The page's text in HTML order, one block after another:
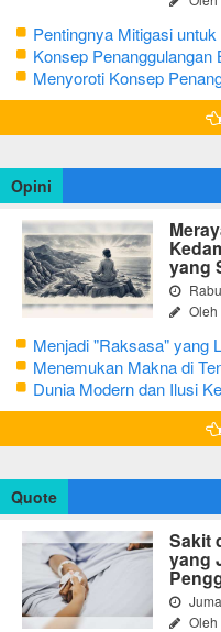
Pentingnya Mitigasi
Bojonegoro
Konsep
Mengutamakan Tanggap
Menyoroti Konsep
Bojonegoro
Opini
yang
Oleh
Menjadi "Raksasa" yang
Menemukan Makna di
Dunia Modern dan Ilusi
terjebak Tipu Daya
Quote
Sakit
yang
Oleh